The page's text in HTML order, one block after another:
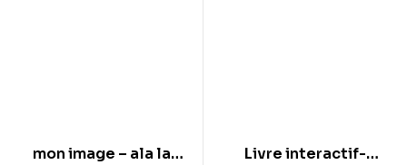
mon image – ala la
Livre interactif-